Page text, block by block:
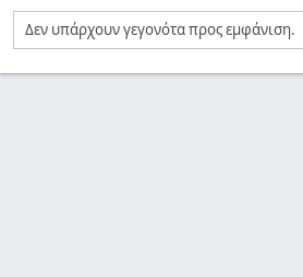
Δεν υπάρχουν γεγονότα προς εμφάνιση.